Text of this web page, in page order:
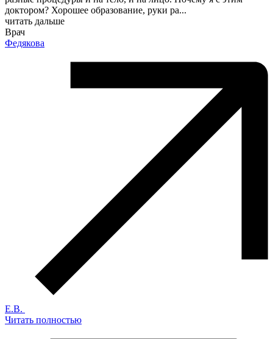
доктором? Хорошее образование, руки ра...
читать дальше
Врач
Федякова
Е.В.
Читать полностью